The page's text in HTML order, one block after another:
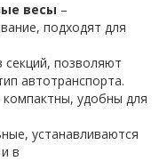
весы –
подходят для
секций, позволяют
автотранспорта.
компактны, удобны для
устанавливаются
в